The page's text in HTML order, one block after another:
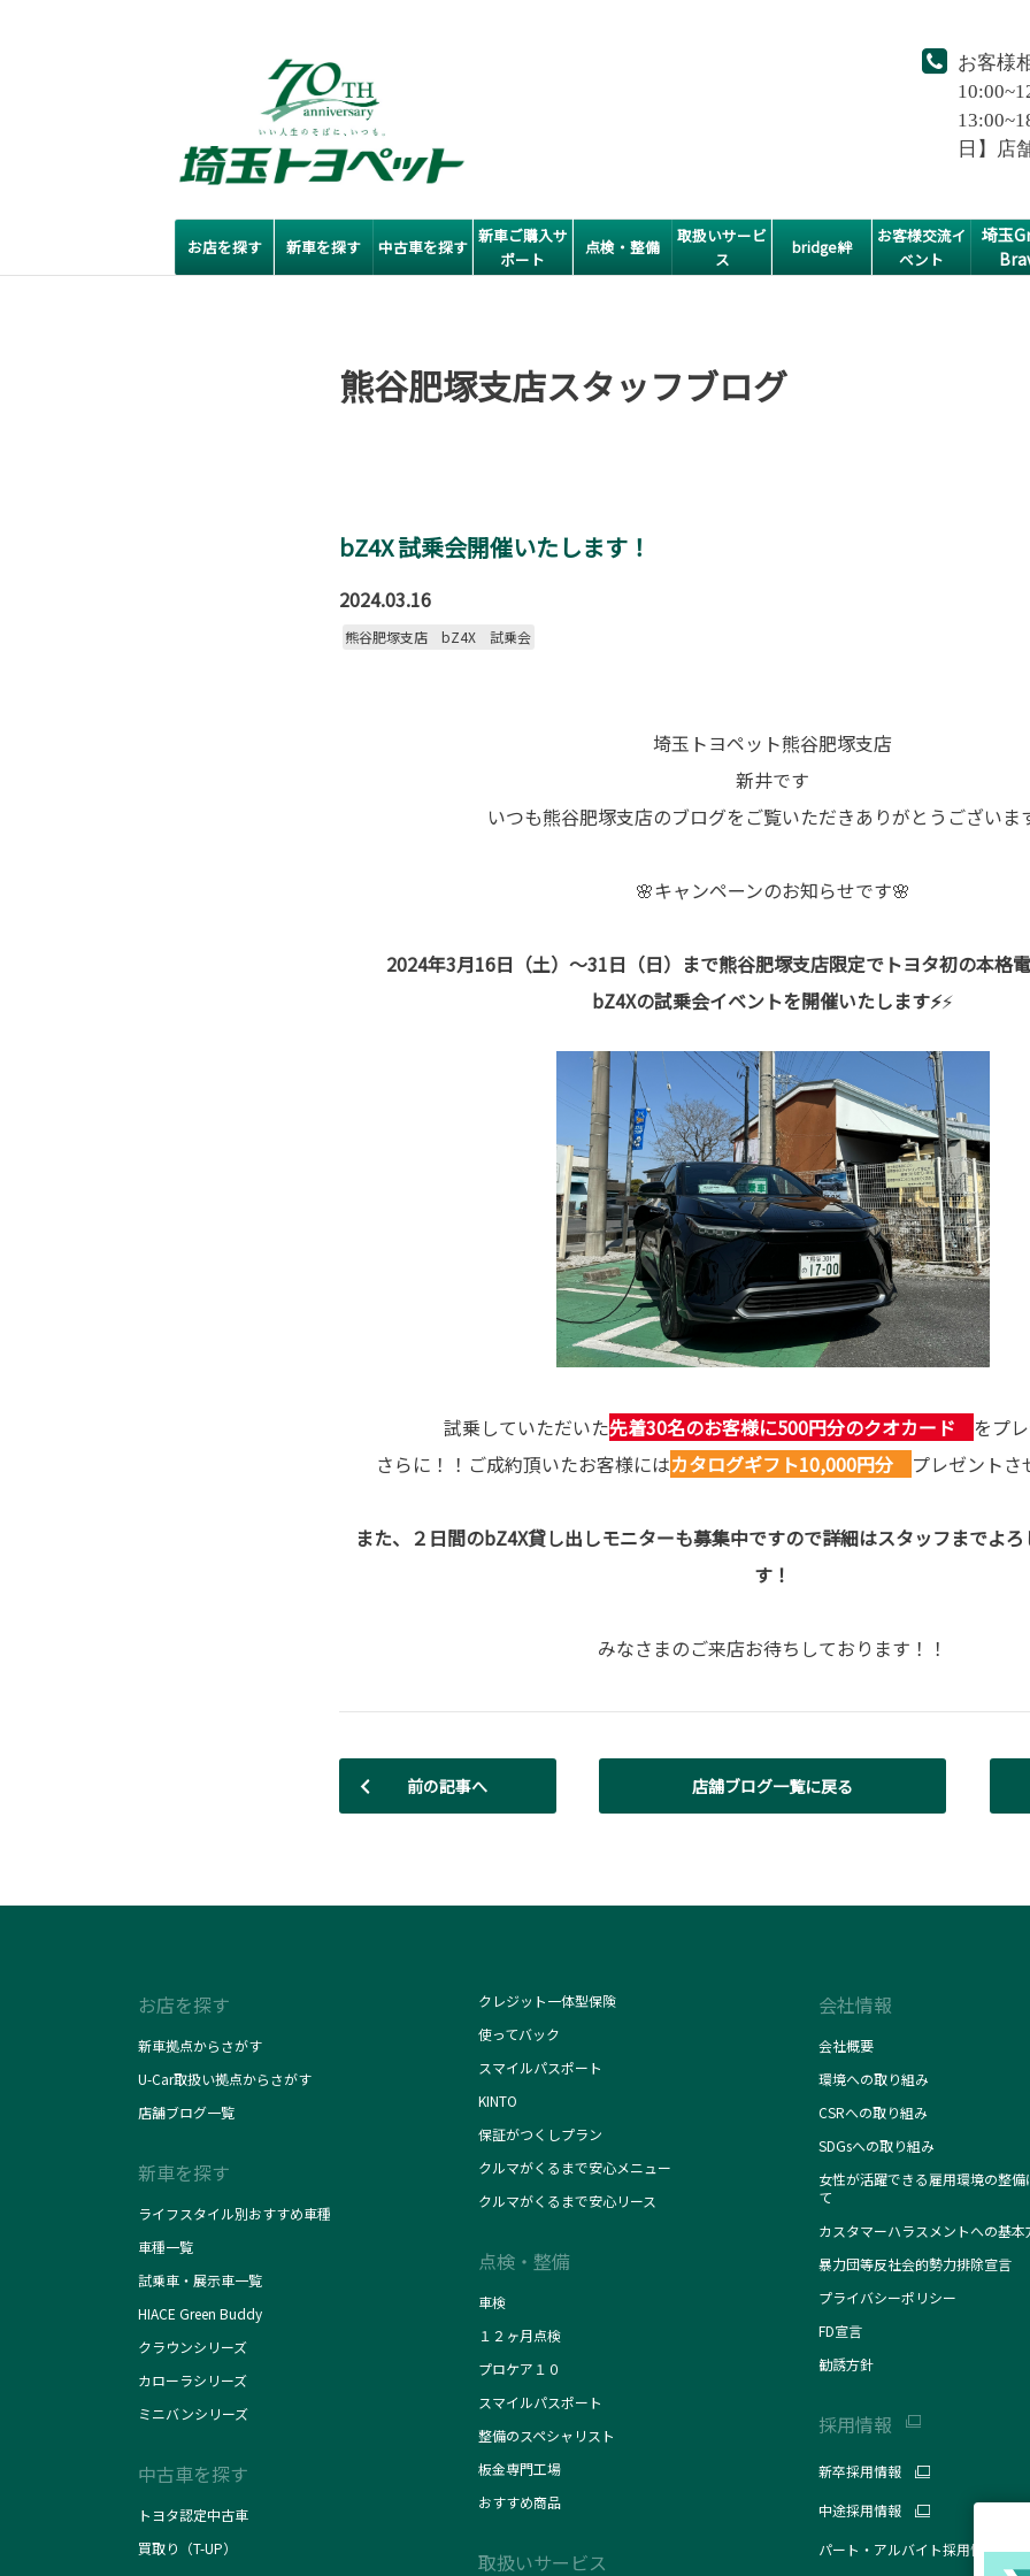
お客様
日】店
お店を探す 新車を探す 中古車を探す
新車ご購入サ
ポート
点検・整備
取扱いサービ
ス
bridge絆
お客様交流イ
ベント
埼玉
熊谷肥塚支店スタッフブログ
bZ4X 試乗会開催いたします！
2024.03.16
熊谷肥塚支店 bZ4X 試乗会
埼玉トヨペット熊谷肥塚支店
新井です
いつも熊谷肥塚支店のブログをご覧いただきありがとうございま
🌸キャンペーンのお知らせです🌸
2024年3月16日（土）～31日（日）まで熊谷肥塚支店限定でトヨタ初の本格
bZ4Xの試乗会イベントを開催いたします⚡⚡
試乗していただいた先着30名のお客様に500円分のクオカード
をプ
さらに！！ご成約頂いたお客様にはカタログギフト10,000円分 プレゼントさ
また、２日間のbZ4X貸し出しモニターも募集中ですので詳細はスタッフまでよ
す！
みなさまのご来店お待ちしております！！
前の記事へ 店舗ブログ一覧に戻る
お店を探す
新車拠点からさがす
U-Car取扱い拠点からさがす
店舗ブログ一覧
新車を探す
ライフスタイル別おすすめ車種
車種一覧
試乗車・展示車一覧
HIACE Green Buddy
クラウンシリーズ
カローラシリーズ
ミニバンシリーズ
中古車を探す
トヨタ認定中古車
買取り（T-UP）
クレジット一体型保険
使ってバック
スマイルパスポート
KINTO
保証がつくしプラン
クルマがくるまで安心メニュー
クルマがくるまで安心リース
点検・整備
車検
１２ヶ月点検
プロケア１０
スマイルパスポート
整備のスペシャリスト
板金専門工場
おすすめ商品
取扱いサービス
会社情報
会社概要
環境への取り組み
CSRへの取り組み
SDGsへの取り組み
女性が活躍できる雇用環境の整備
て
カスタマーハラスメントへの基本
暴力団等反社会的勢力排除宣言
プライバシーポリシー
FD宣言
勧誘方針
採用情報
新卒採用情報
中途採用情報
パート・アルバイト採用情報